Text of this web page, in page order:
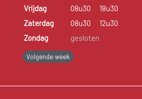
Vrijdag
08u30
18u30
Zaterdag
08u30
12u30
Zondag
gesloten
Volgende week